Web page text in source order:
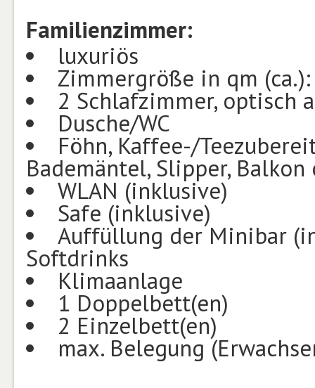
Familienzimmer:
luxuriös
Zimmergröße in qm
2 Schlafzimmer, optisch
Dusche/WC
Föhn, Kaffee-/
Bademäntel, Slipper, Balkon
WLAN (inklusive)
Safe (inklusive)
Auffüllung der Minibar
Softdrinks
Klimaanlage
1 Doppelbett(en)
2 Einzelbett(en)
max. Belegung